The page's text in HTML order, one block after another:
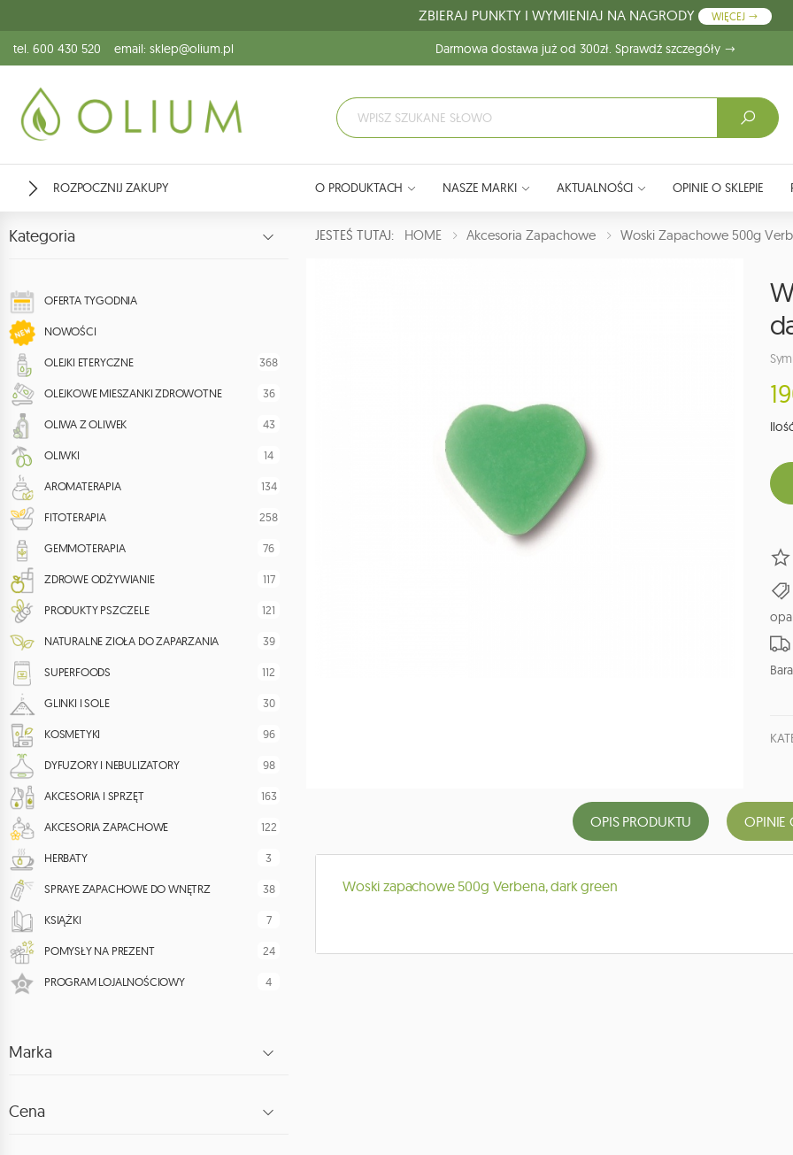
ZBIERAJ PUNKTY I WYMIENIAJ NA NAGRODY WIĘCEJ
tel. 600 430 520 email: sklep@olium.pl Darmowa dostawa już od 300zł. Sprawdź szczegóły
ROZPOCZNIJ ZAKUPY O PRODUKTACH NASZE MARKI AKTUALNOŚCI OPINIE O SKLEPIE
Kategoria
OFERTA TYGODNIA
NOWOŚCI
OLEJKI ETERYCZNE 368
OLEJKOWE MIESZANKI ZDROWOTNE 36
OLIWA Z OLIWEK 43
OLIWKI 14
AROMATERAPIA 134
FITOTERAPIA 258
GEMMOTERAPIA 76
ZDROWE ODŻYWIANIE 117
PRODUKTY PSZCZELE 121
NATURALNE ZIOŁA DO ZAPARZANIA 39
SUPERFOODS 112
GLINKI I SOLE 30
KOSMETYKI 96
DYFUZORY I NEBULIZATORY 98
AKCESORIA I SPRZĘT 163
AKCESORIA ZAPACHOWE 122
HERBATY 3
SPRAYE ZAPACHOWE DO WNĘTRZ 38
KSIĄŻKI 7
POMYSŁY NA PREZENT 24
PROGRAM LOJALNOŚCIOWY 4
Marka
Cena
JESTEŚ TUTAJ: HOME Akcesoria Zapachowe Woski Zapachowe 500g
OPIS PRODUKTU OPINIE
Woski zapachowe 500g Verbena, dark green